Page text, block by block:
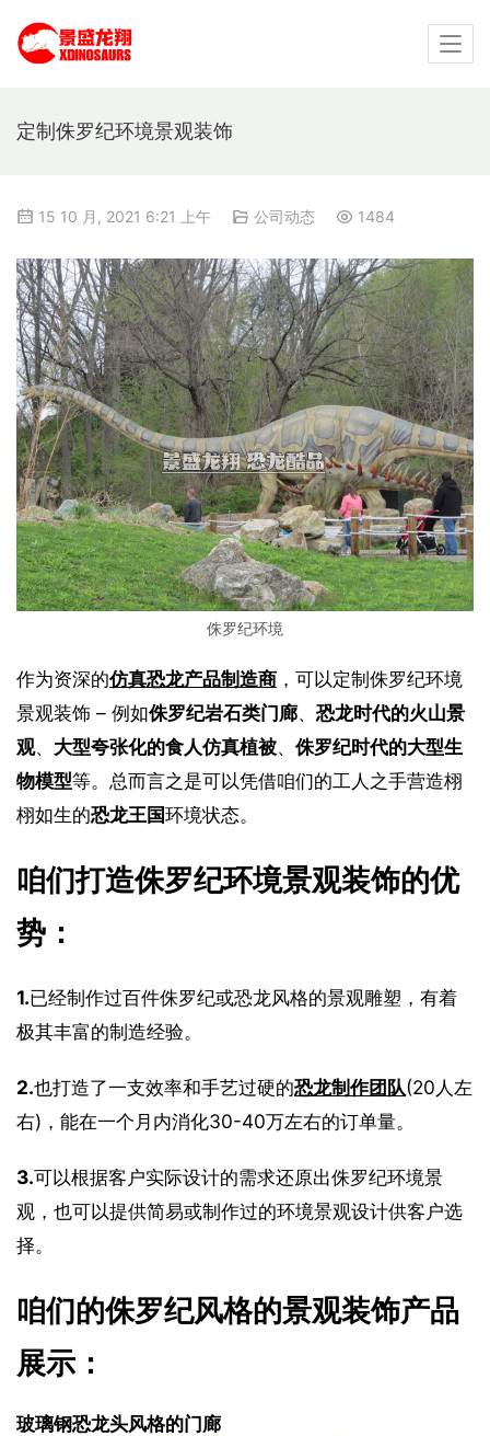
定制侏罗纪环境景观装饰
15 10 月, 2021 6:21 上午 公司动态 1484
侏罗纪环境
作为资深的仿真恐龙产品制造商 ，可以定制侏罗纪环境
景观装饰 – 例如侏罗纪岩石类门廊、 恐龙时代的火山景
观、 大型夸张化的食人仿真植被、 侏罗纪时代的大型生
物模型等。总而言之是可以凭借咱们的工人之手营造栩
栩如生的恐龙王国环境状态。
咱们打造侏罗纪环境景观装饰的优
势：
1.已经制作过百件侏罗纪或恐龙风格的景观雕塑，有着
极其丰富的制造经验。
2.也打造了一支效率和手艺过硬的恐龙制作团队(20人左
右)，能在一个月内消化30-40万左右的订单量。
3.可以根据客户实际设计的需求还原出侏罗纪环境景
观，也可以提供简易或制作过的环境景观设计供客户选
择。
咱们的侏罗纪风格的景观装饰产品
展示：
玻璃钢恐龙头风格的门廊